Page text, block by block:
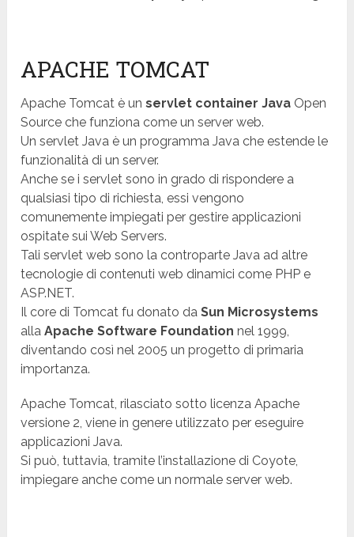
APACHE TOMCAT
Apache Tomcat è unservlet container Java Open
Source che funziona come un server web.
Un servlet Java è un programma Java che estende le
funzionalità di un server.
Anche se i servlet sono in grado di rispondere a
qualsiasi tipo di richiesta, essi vengono
comunemente impiegati per gestire applicazioni
ospitate sui Web Servers.
Tali servlet web sono la controparte Java ad altre
tecnologie di contenuti web dinamici come PHP e
ASP.NET.
Il core di Tomcat fu donato daSun Microsystems
allaApache Software Foundation nel 1999,
diventando così nel 2005 un progetto di primaria
importanza.
Apache Tomcat, rilasciato sotto licenza Apache
versione 2, viene in genere utilizzato per eseguire
applicazioni Java.
Si può, tuttavia, tramite l’installazione di Coyote,
impiegare anche come un normale server web.